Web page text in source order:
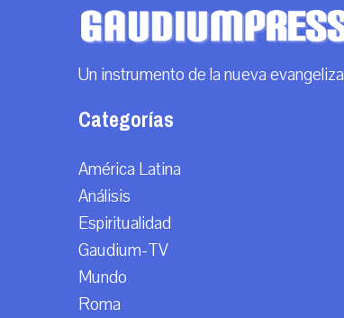
Un instrumento de la nueva
Categorías
América Latina
Análisis
Espiritualidad
Gaudium-TV
Mundo
Roma